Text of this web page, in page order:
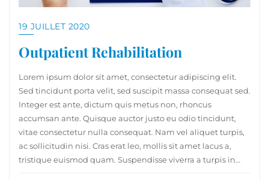
19 JUILLET 2020
Outpatient Rehabilitation
Lorem ipsum dolor sit amet, consectetur adipiscing elit.
Sed tincidunt porta velit, sed suscipit massa consequat sed.
Integer est ante, dictum quis metus non, rhoncus
accumsan ante. Quisque auctor justo eu odio tincidunt,
vitae consectetur nulla consequat. Nam vel aliquet turpis,
ac sollicitudin nisi. Cras erat leo, mollis sit amet lacus a,
tristique euismod quam. Suspendisse viverra a turpis in…